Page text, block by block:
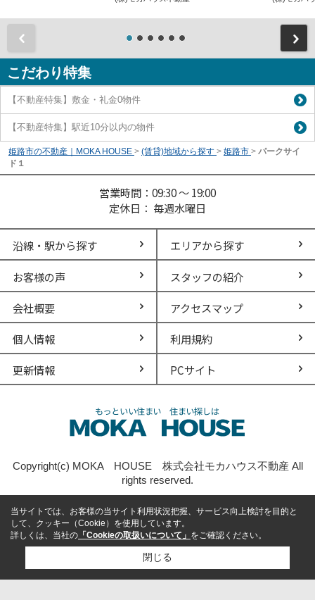
こだわり特集
【不動産特集】敷金・礼金0物件
【不動産特集】駅近10分以内の物件
姫路市の不動産｜MOKA HOUSE > (賃貸)地域から探す > 姫路市 > パークサイ
ド１
営業時間：09:30 ～ 19:00
定休日： 毎週水曜日
沿線・駅から探す エリアから探す
お客様の声 スタッフの紹介
会社概要 アクセスマップ
個人情報 利用規約
更新情報 PCサイト
Copyright(c) MOKA HOUSE 株式会社モカハウス不動産 All
rights reserved.
当サイトでは、お客様の当サイト利用状況把握、サービス向上検討を目的と
して、クッキー（Cookie）を使用しています。
詳しくは、当社の 「Cookieの取扱いについて」 をご確認ください。
閉じる